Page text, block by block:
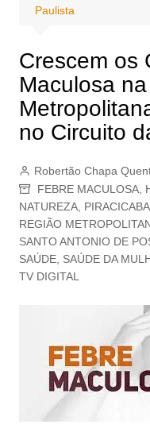
Paulista
Crescem os
Maculosa
no Circuito
Robertão Chapa
FEBRE MACULOSA,
NATUREZA, PIRACICABA,
REGIÃO
SANTO ANTONIO DE
SAÚDE, SAÚDE DA
TV DIGITAL